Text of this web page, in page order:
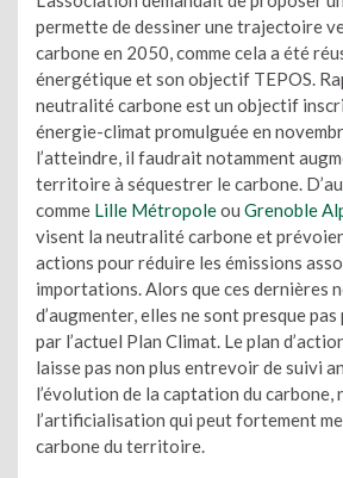
permette de dessiner une trajectoire
carbone en 2050, comme cela a été
énergétique et son objectif TEPOS.
neutralité carbone est un objectif
énergie-climat promulguée en
l’atteindre, il faudrait notamment
territoire à séquestrer le carbone.
comme Lille Métropoleou Grenoble
visent la neutralité carbone et
actions pour réduire les émissions
importations. Alors que ces dernières
d’augmenter, elles ne sont presque
par l’actuel Plan Climat. Le plan
laisse pas non plus entrevoir de suivi
l’évolution de la captation du carbone,
l’artificialisation qui peut fortement
carbone du territoire.